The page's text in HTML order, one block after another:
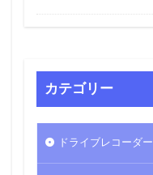
カテゴリー
ドライブレコーダー